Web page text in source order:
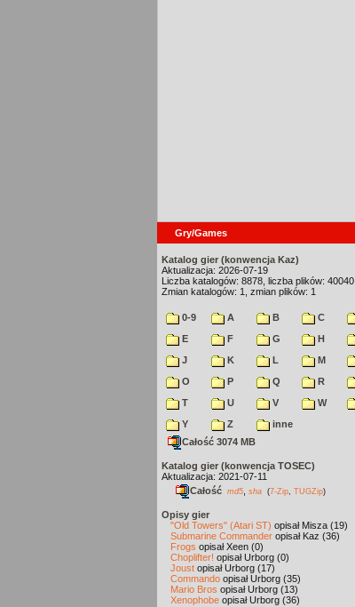
Gry/Games
Katalog gier (konwencja Kaz)
Aktualizacja: 2026-07-19
Liczba katalogów: 8878, liczba plików: 40040
Zmian katalogów: 1, zmian plików: 1
0-9 A B C
E
F G H
J
K L M
O
P Q R
T
U V W
Y
Z
inne
Całość 3074 MB
Katalog gier (konwencja TOSEC)
Aktualizacja: 2021-07-11
Całość md5 sha (7-Zip TUGZip)
Opisy gier
"Old Towers" (Atari ST) opisał Misza (19)
Submarine Commander opisał Kaz (36)
Frogs opisał Xeen (0)
Choplifter! opisał Urborg (0)
Joust opisał Urborg (17)
Commando opisał Urborg (35)
Mario Bros opisał Urborg (13)
Xenophobe opisał Urborg (36)